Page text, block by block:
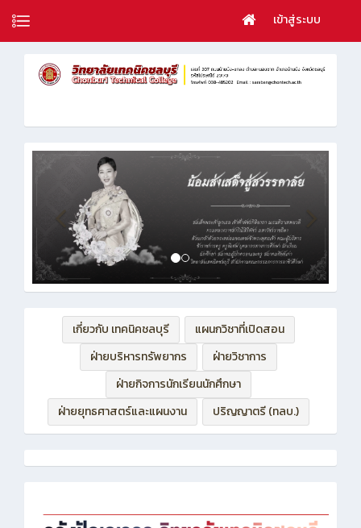
เข้าสู่ระบบ
เกี่ยวกับ เทคนิคชลบุรี
แผนกวิชาที่เปิดสอน
ฝ่ายบริหารทรัพยากร
ฝ่ายวิชาการ
ฝ่ายกิจการนักเรียนนักศึกษา
ฝ่ายยุทธศาสตร์และแผนงาน
ปริญญาตรี (ทลบ.)